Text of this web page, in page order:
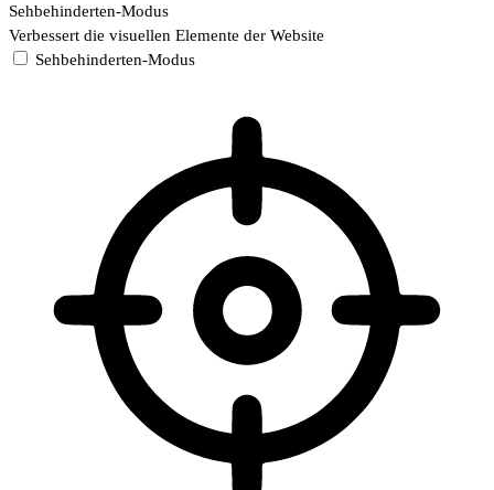
Sehbehinderten-Modus
Verbessert die visuellen Elemente der Website
Sehbehinderten-Modus